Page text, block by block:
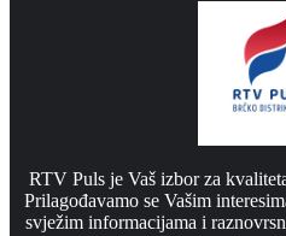
RTV Puls je Vaš izbor za
Prilagođavamo se Vašim
svježim informacijama i